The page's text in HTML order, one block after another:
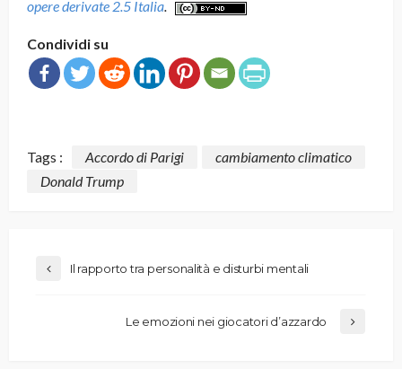
opere derivate 2.5 Italia.
Condividi su
Tags : Accordo di Parigi
cambiamento climatico
Donald Trump
Il rapporto tra personalità e disturbi mentali
Le emozioni nei giocatori d’azzardo